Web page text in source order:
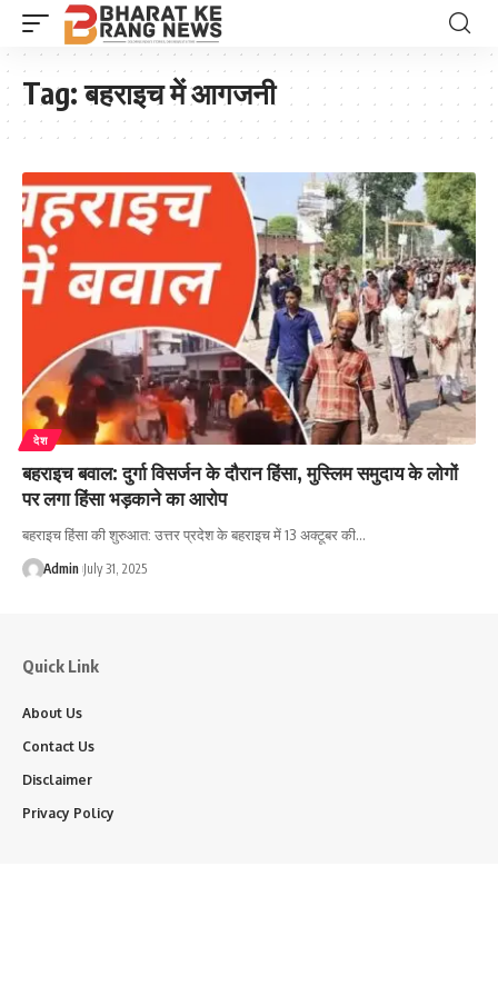
Tag:बहराइच में आगजनी
देश
बहराइच बवाल: दुर्गा विसर्जन के दौरान हिंसा, मुस्लिम समुदाय के लोगों
पर लगा हिंसा भड़काने का आरोप
बहराइच हिंसा की शुरुआत: उत्तर प्रदेश के बहराइच में 13 अक्टूबर की…
Admin July 31, 2025
Quick Link
About Us
Contact Us
Disclaimer
Privacy Policy